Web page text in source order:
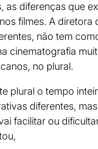
as diferenças que
filmes. A
não tem
cinematografia
no plural.
plural o tempo
diferentes,
facilitar ou